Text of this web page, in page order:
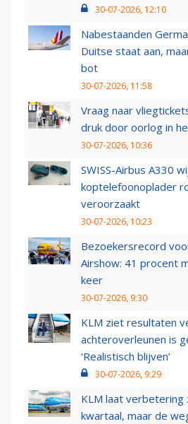
30-07-2026, 12:10
Nabestaanden
Duitse staat aan,
bot
30-07-2026, 11:58
Vraag naar
druk door oorlog in
30-07-2026, 10:36
SWISS-Airbus A330
koptelefoonoplader
veroorzaakt
30-07-2026, 10:23
Bezoekersrecord
Airshow: 41 procent
keer
30-07-2026, 9:30
KLM ziet resultaten
achteroverleunen is
‘Realistisch blijven’
30-07-2026, 9:29
KLM laat verbetering
kwartaal, maar de